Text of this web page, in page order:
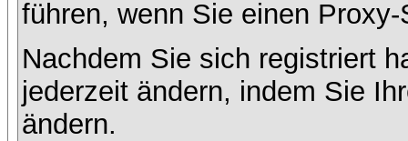
führen, wenn Sie einen
Nachdem Sie sich registriert
jederzeit ändern, indem Sie
ändern.